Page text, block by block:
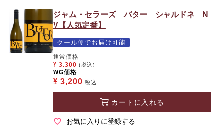
ジャム・セラーズ バター シャルドネ N
V【人気定番】
クール便でお届け可能
通常価格
¥ 3,300 (税込)
WG価格
¥ 3,200 税込
カートに入れる
お気に入りに登録する